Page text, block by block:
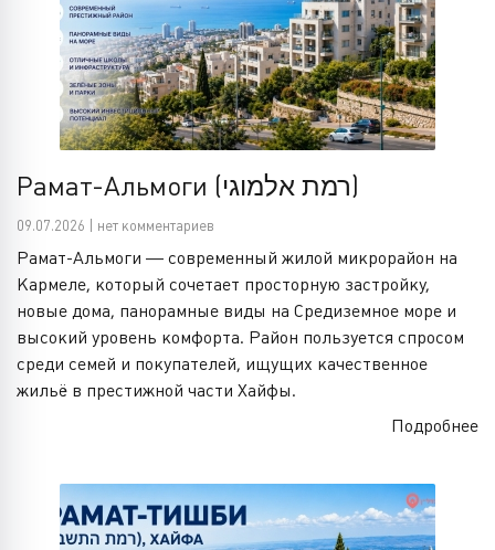
Рамат-Альмоги (רמת אלמוגי)
09.07.2026 | нет комментариев
Рамат-Альмоги — современный жилой микрорайон на
Кармеле, который сочетает просторную застройку,
новые дома, панорамные виды на Средиземное море и
высокий уровень комфорта. Район пользуется спросом
среди семей и покупателей, ищущих качественное
жильё в престижной части Хайфы.
Подробнее